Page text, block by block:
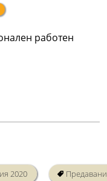
работен
2020